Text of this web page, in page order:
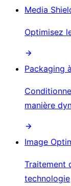
Media
Optimisez
Packaging
manière
Image
Traitement
technologie